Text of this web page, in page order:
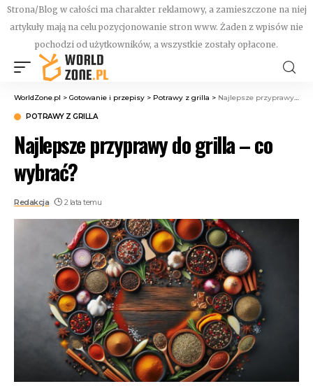
Strona/Blog w całości ma charakter reklamowy, a zamieszczone na niej
artykuły mają na celu pozycjonowanie stron www. Żaden z wpisów nie
pochodzi od użytkowników, a wszystkie zostały opłacone.
WorldZone.pl > Gotowanie i przepisy > Potrawy z grilla > Najlepsze przyprawy do grilla – co wybrać?
POTRAWY Z GRILLA
Najlepsze przyprawy do grilla – co
wybrać?
Redakcja 2 lata temu